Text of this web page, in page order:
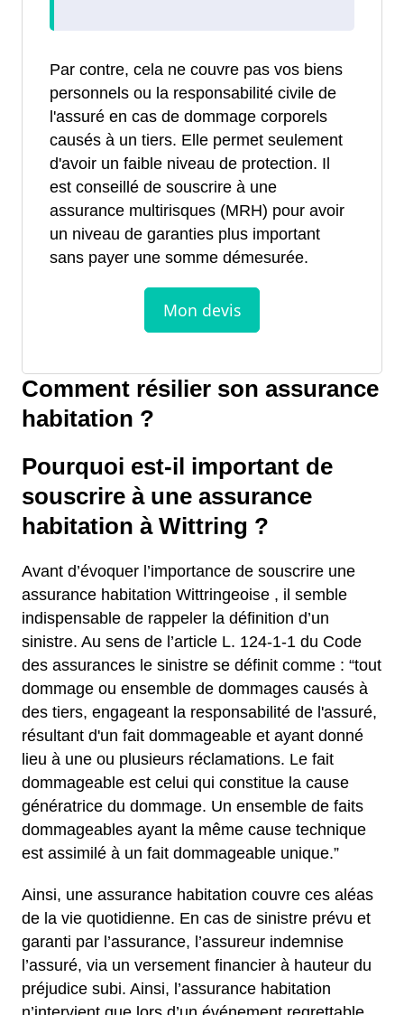
Par contre, cela ne couvre pas vos biens
personnels ou la responsabilité civile de
l'assuré en cas de dommage corporels
causés à un tiers. Elle permet seulement
d'avoir un faible niveau de protection. Il
est conseillé de souscrire à une
assurance multirisques (MRH) pour avoir
un niveau de garanties plus important
sans payer une somme démesurée.
Comment résilier son assurance
habitation ?
Pourquoi est-il important de
souscrire à une assurance
habitation à Wittring ?
Avant d’évoquer l’importance de souscrire une
assurance habitation Wittringeoise , il semble
indispensable de rappeler la définition d’un
sinistre. Au sens de l’article L. 124-1-1 du Code
des assurances le sinistre se définit comme : “tout
dommage ou ensemble de dommages causés à
des tiers, engageant la responsabilité de l'assuré,
résultant d'un fait dommageable et ayant donné
lieu à une ou plusieurs réclamations. Le fait
dommageable est celui qui constitue la cause
génératrice du dommage. Un ensemble de faits
dommageables ayant la même cause technique
est assimilé à un fait dommageable unique.”
Ainsi, une assurance habitation couvre ces aléas
de la vie quotidienne. En cas de sinistre prévu et
garanti par l’assurance, l’assureur indemnise
l’assuré, via un versement financier à hauteur du
préjudice subi. Ainsi, l’assurance habitation